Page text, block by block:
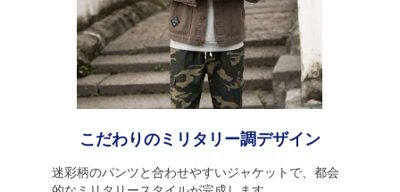
こだわりのミリタリー調デザイン
迷彩柄のパンツと合わせやすいジャケットで、都会